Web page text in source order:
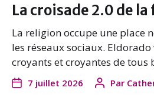
La croisade 2.0 de la
La religion occupe une place
les réseaux sociaux.
croyants et croyantes de tous
7 juillet 2026 Par